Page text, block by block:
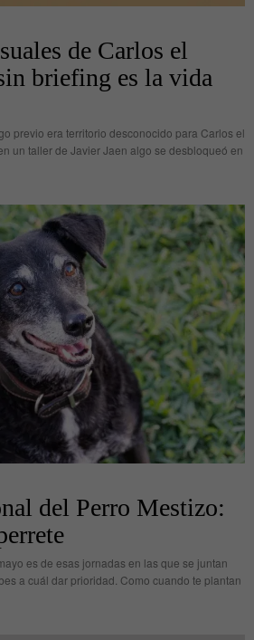
de Carlos el
briefing es la vida
previo era territorio desconocido para Carlos el
un taller de Javier Jaen algo se desbloqueó en
del Perro Mestizo:
es de esas jornadas en las que se juntan
a cuál dar prioridad. Como cuando te plantan